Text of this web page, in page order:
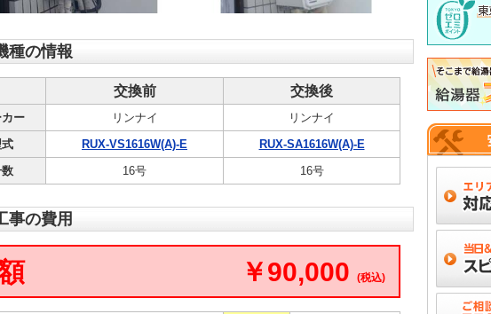
種の情報
交換前 交換後
カー リンナイ
リンナイ
RUX-VS1616W(A)-E
RUX-SA1616W(A)-E
16号 16号
事の費用
￥90,000 (税込)